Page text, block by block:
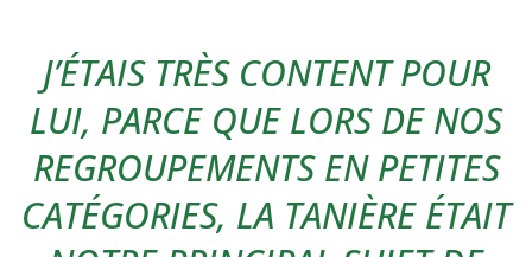
J’ÉTAIS TRÈS CONTENT POUR
LUI, PARCE QUE LORS DE NOS
REGROUPEMENTS EN PETITES
CATÉGORIES, LA TANIÈRE ÉTAIT